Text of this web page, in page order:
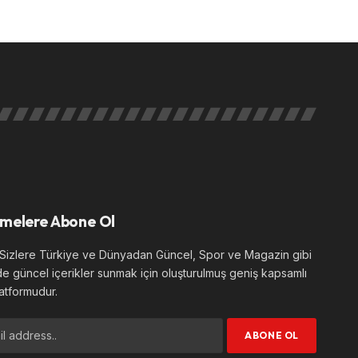
Abone Ol
Türkiye ve Dünyadan Güncel, Spor ve Magazin gibi
güncel içerikler sunmak için oluşturulmuş geniş kapsamlı